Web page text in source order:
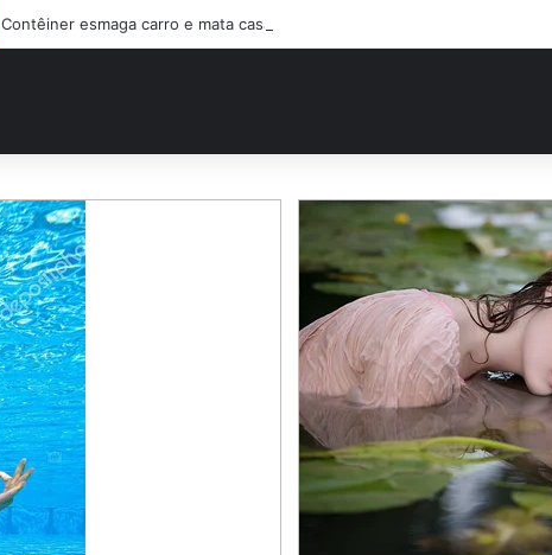
Contêiner esmaga carro e mata casal na BR-470; filho sobreviveu…Ver mais